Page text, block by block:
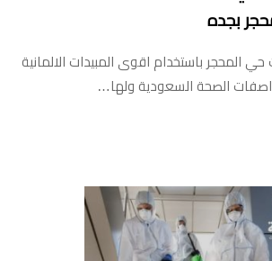
بجده
المحجر باستخدام اقوى المبيدات الالمانية
الصحة السعودية ولها…